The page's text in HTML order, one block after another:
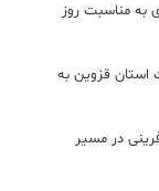
به مناسبت روز
قزوین به
در مسیر